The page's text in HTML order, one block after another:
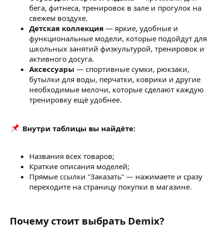
бега, фитнеса, тренировок в зале и прогулок на
свежем воздухе.
Детская коллекция — яркие, удобные и
функциональные модели, которые подойдут для
школьных занятий физкультурой, тренировок и
активного досуга.
Аксессуары — спортивные сумки, рюкзаки,
бутылки для воды, перчатки, коврики и другие
необходимые мелочи, которые сделают каждую
тренировку ещё удобнее.
Внутри таблицы вы найдёте:
Названия всех товаров;
Краткие описания моделей;
Прямые ссылки "Заказать" — нажимаете и сразу
переходите на страницу покупки в магазине.
Почему стоит выбрать Demix?​